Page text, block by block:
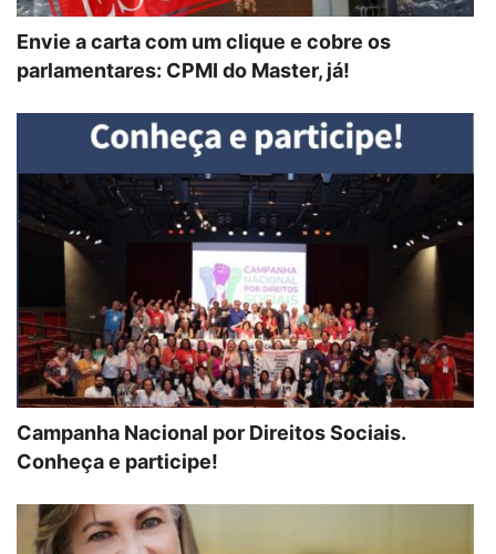
Envie a carta com um clique e cobre os
parlamentares: CPMI do Master, já!
Campanha Nacional por Direitos Sociais.
Conheça e participe!